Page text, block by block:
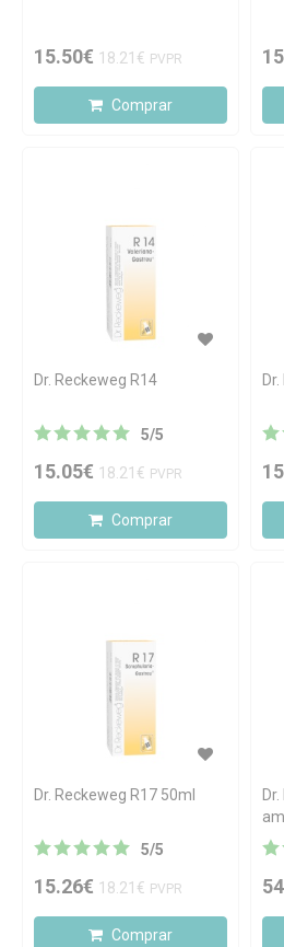
15.50€ 18.21€ PVPR
Comprar
Dr. Reckeweg R14
5/5
15.05€ 18.21€ PVPR
Comprar
Dr. Reckeweg R17 50ml
5/5
15.26€ 18.21€ PVPR
Comprar